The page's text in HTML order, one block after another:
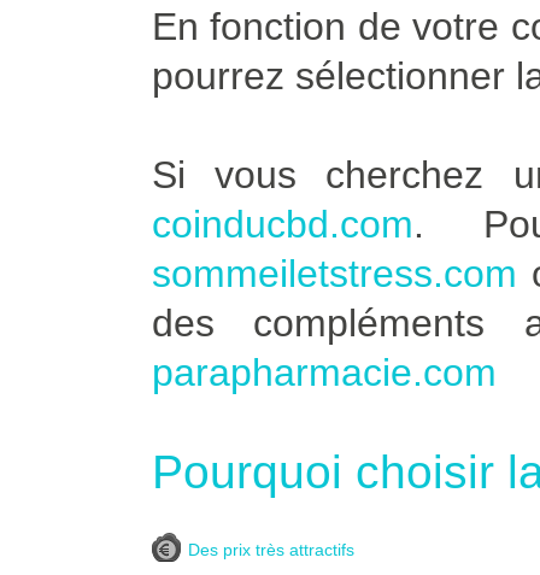
En fonction de votre
pourrez sélectionner
Si vous cherchez
coinducbd.com.
sommeiletstress.com
des compléments
parapharmacie.com
Pourquoi choisir
Des prix très attractifs